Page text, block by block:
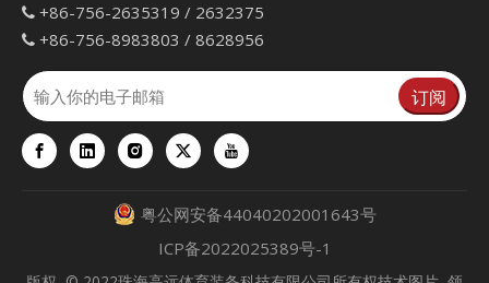
 +86-756-2635319 / 2632375
 +86-756-8983803 / 8628956
订阅
粤公网安备44040202001643号
ICP备2022025389号-1